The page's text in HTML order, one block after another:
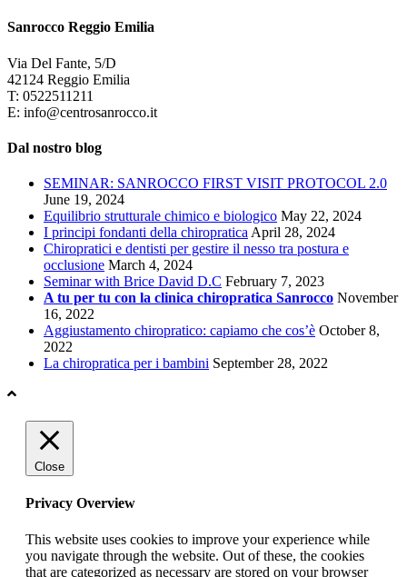
Sanrocco Reggio Emilia
Via Del Fante, 5/D
42124 Reggio Emilia
T: 0522511211
E: info@centrosanrocco.it
Dal nostro blog
SEMINAR: SANROCCO FIRST VISIT PROTOCOL 2.0
June 19, 2024
Equilibrio strutturale chimico e biologico May 22, 2024
I principi fondanti della chiropratica April 28, 2024
Chiropratici e dentisti per gestire il nesso tra postura e
occlusione March 4, 2024
Seminar with Brice David D.C February 7, 2023
A tu per tu con la clinica chiropratica Sanrocco November
16, 2022
Aggiustamento chiropratico: capiamo che cos’è October 8,
2022
La chiropratica per i bambini September 28, 2022
Close
Privacy Overview
This website uses cookies to improve your experience while
you navigate through the website. Out of these, the cookies
that are categorized as necessary are stored on your browser